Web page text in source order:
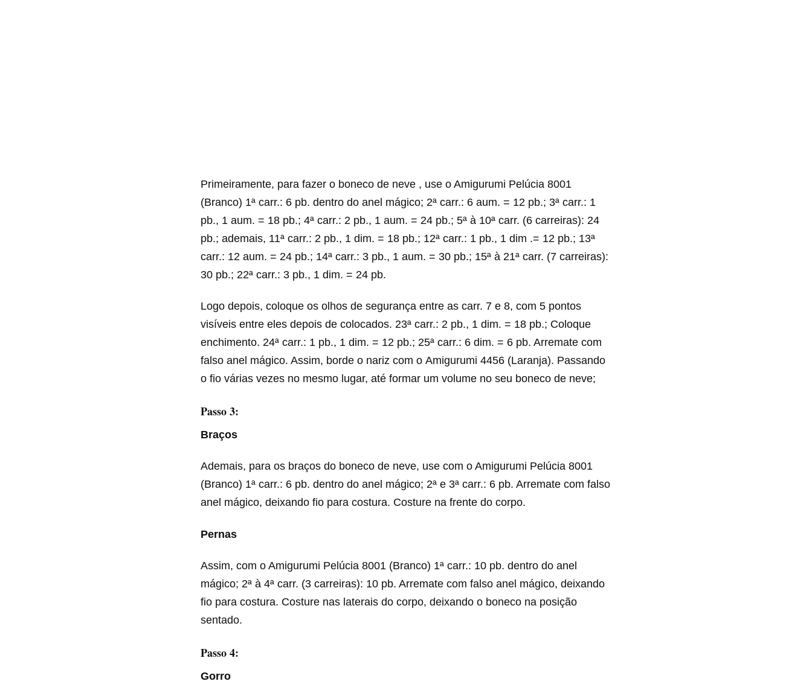
Primeiramente, para fazer o boneco de neve , use o Amigurumi Pelúcia 8001
(Branco) 1ª carr.: 6 pb. dentro do anel mágico; 2ª carr.: 6 aum. = 12 pb.; 3ª carr.: 1
pb., 1 aum. = 18 pb.; 4ª carr.: 2 pb., 1 aum. = 24 pb.; 5ª à 10ª carr. (6 carreiras): 24
pb.; ademais, 11ª carr.: 2 pb., 1 dim. = 18 pb.; 12ª carr.: 1 pb., 1 dim .= 12 pb.; 13ª
carr.: 12 aum. = 24 pb.; 14ª carr.: 3 pb., 1 aum. = 30 pb.; 15ª à 21ª carr. (7 carreiras):
30 pb.; 22ª carr.: 3 pb., 1 dim. = 24 pb.
Logo depois, coloque os olhos de segurança entre as carr. 7 e 8, com 5 pontos
visíveis entre eles depois de colocados. 23ª carr.: 2 pb., 1 dim. = 18 pb.; Coloque
enchimento. 24ª carr.: 1 pb., 1 dim. = 12 pb.; 25ª carr.: 6 dim. = 6 pb. Arremate com
falso anel mágico. Assim, borde o nariz com o Amigurumi 4456 (Laranja). Passando
o fio várias vezes no mesmo lugar, até formar um volume no seu boneco de neve;
Passo 3:
Braços
Ademais, para os braços do boneco de neve, use com o Amigurumi Pelúcia 8001
(Branco) 1ª carr.: 6 pb. dentro do anel mágico; 2ª e 3ª carr.: 6 pb. Arremate com falso
anel mágico, deixando fio para costura. Costure na frente do corpo.
Pernas
Assim, com o Amigurumi Pelúcia 8001 (Branco) 1ª carr.: 10 pb. dentro do anel
mágico; 2ª à 4ª carr. (3 carreiras): 10 pb. Arremate com falso anel mágico, deixando
fio para costura. Costure nas laterais do corpo, deixando o boneco na posição
sentado.
Passo 4:
Gorro